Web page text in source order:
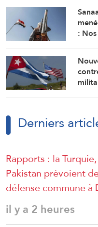
:
Derniers
Rapports : la
Pakistan prévoient
défense commune
il y a 2 heures